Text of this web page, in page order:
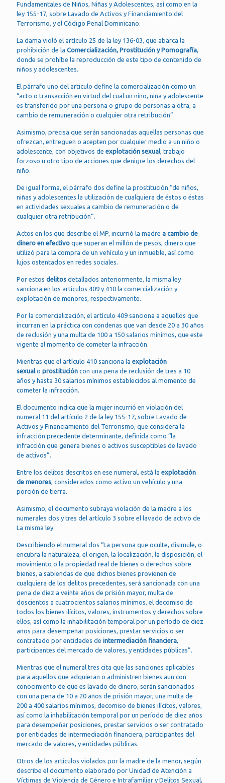
Fundamentales de Niños, Niñas y Adolescentes, así como en la
ley 155-17, sobre Lavado de Activos y Financiamiento del
Terrorismo, y el Código Penal Dominicano.
La dama violó el artículo 25 de la ley 136-03, que abarca la
prohibición de la Comercialización, Prostitución y Pornografía,
donde se prohíbe la reproducción de este tipo de contenido de
niños y adolescentes.
El párrafo uno del articulo define la comercialización como un
“acto o transacción en virtud del cual un niño, niña y adolescente
es transferido por una persona o grupo de personas a otra, a
cambio de remuneración o cualquier otra retribución”.
Asimismo, precisa que serán sancionadas aquellas personas que
ofrezcan, entreguen o acepten por cualquier medio a un niño o
adolescente, con objetivos de explotación sexual, trabajo
forzoso u otro tipo de acciones que denigre los derechos del
niño.
De igual forma, el párrafo dos define la prostitución “de niños,
niñas y adolescentes la utilización de cualquiera de éstos o éstas
en actividades sexuales a cambio de remuneración o de
cualquier otra retribución”.
Actos en los que describe el MP, incurrió la madre a cambio de
dinero en efectivo que superan el millón de pesos, dinero que
utilizó para la compra de un vehículo y un inmueble, así como
lujos ostentados en redes sociales.
Por estos delitos detallados anteriormente, la misma ley
sanciona en los artículos 409 y 410 la comercialización y
explotación de menores, respectivamente.
Por la comercialización, el artículo 409 sanciona a aquellos que
incurran en la práctica con condenas que van desde 20 a 30 años
de reclusión y una multa de 100 a 150 salarios mínimos, que este
vigente al momento de cometer la infracción.
Mientras que el artículo 410 sanciona la explotación
sexualo prostitución con una pena de reclusión de tres a 10
años y hasta 30 salarios mínimos establecidos al momento de
cometer la infracción.
El documento indica que la mujer incurrió en violación del
numeral 11 del artículo 2 de la ley 155-17, sobre Lavado de
Activos y Financiamiento del Terrorismo, que considera la
infracción precedente determinante, definida como “la
infracción que genera bienes o activos susceptibles de lavado
de activos”.
Entre los delitos descritos en ese numeral, está la explotación
de menores, considerados como activo un vehículo y una
porción de tierra.
Asimismo, el documento subraya violación de la madre a los
numerales dos y tres del artículo 3 sobre el lavado de activo de
La misma ley.
Describiendo el numeral dos “La persona que oculte, disimule, o
encubra la naturaleza, el origen, la localización, la disposición, el
movimiento o la propiedad real de bienes o derechos sobre
bienes, a sabiendas de que dichos bienes provienen de
cualquiera de los delitos precedentes, será sancionada con una
pena de diez a veinte años de prisión mayor, multa de
doscientos a cuatrocientos salarios mínimos, el decomiso de
todos los bienes ilícitos, valores, instrumentos y derechos sobre
ellos, así como la inhabilitación temporal por un período de diez
años para desempeñar posiciones, prestar servicios o ser
contratado por entidades de intermediación financiera,
participantes del mercado de valores, y entidades públicas”.
Mientras que el numeral tres cita que las sanciones aplicables
para aquellos que adquieran o administren bienes aun con
conocimiento de que es lavado de dinero, serán sancionados
con una pena de 10 a 20 años de prisión mayor, una multa de
200 a 400 salarios mínimos, decomiso de bienes ilícitos, valores,
así como la inhabilitación temporal por un período de diez años
para desempeñar posiciones, prestar servicios o ser contratado
por entidades de intermediación financiera, participantes del
mercado de valores, y entidades públicas.
Otros de los artículos violados por la madre de la menor, según
describe el documento elaborado por Unidad de Atención a
Víctimas de Violencia de Género e Intrafamiliar y Delitos Sexual,